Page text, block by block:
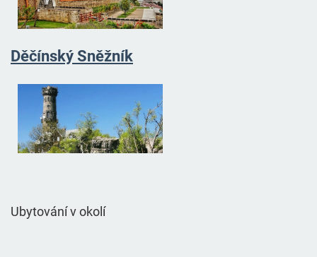
Děčínský Sněžník
Ubytování v okolí